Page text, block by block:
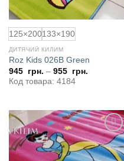
125×200133×190
ДИТЯЧИЙ КИЛИМ
Roz Kids 026B Green
945 грн. – 955 грн.
Код товара: 4184
Додати
до
обраного